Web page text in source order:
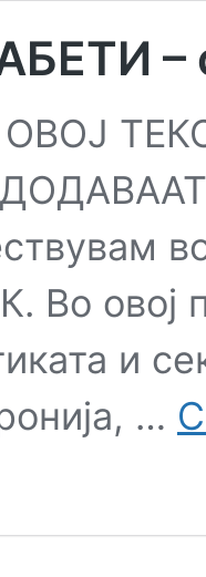
–
Во овој
и
…